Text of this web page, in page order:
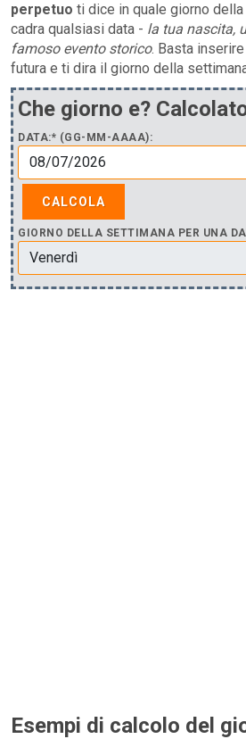
perpetuo ti dice in quale giorno
cadra qualsiasi data - la tua nascita,
famoso evento storico. Basta
futura e ti dira il giorno della
Che giorno e?
DATA:* (GG-MM-AAAA):
GIORNO DELLA SETTIMANA PER UNA
Esempi di calcolo del